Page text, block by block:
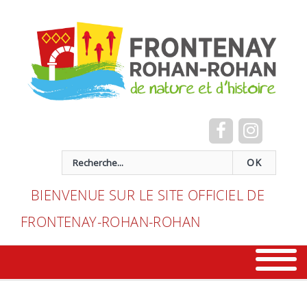
OK
BIENVENUE SUR LE SITE OFFICIEL DE
FRONTENAY-ROHAN-ROHAN